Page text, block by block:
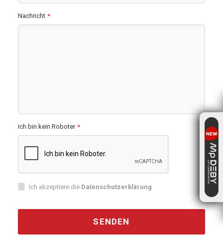
Nachricht *
Ich bin kein Roboter *
Ich akzeptiere die Datenschutzerklärung
SENDEN